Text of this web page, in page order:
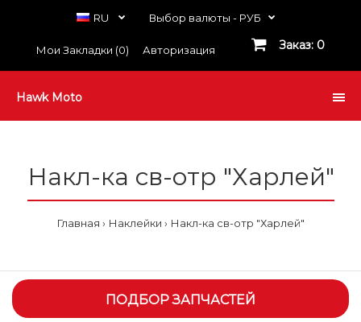
RU Выбор валюты - РУБ
Мои Закладки (0) Авторизация Заказ: 0
Hawk Moto
Накл-ка св-отр "Харлей"
Главная Наклейки Накл-ка св-отр "Харлей"
ПОДБОР ЗАПЧАСТЕЙ